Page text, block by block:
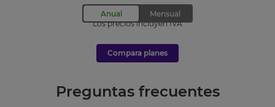
Los precios incluyen IVA
Compara planes
Preguntas frecuentes